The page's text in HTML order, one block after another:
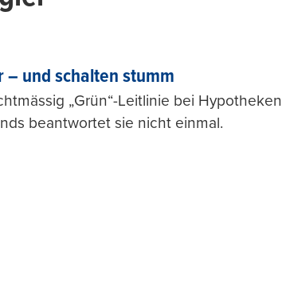
– und schalten stumm
„Grün“-Leitlinie bei Hypotheken
beantwortet sie nicht einmal.